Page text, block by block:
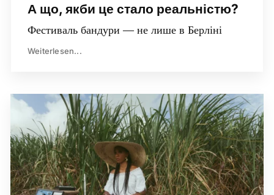
А що, якби це стало реальністю?
Фестиваль бандури — не лише в Берліні
Weiterlesen...